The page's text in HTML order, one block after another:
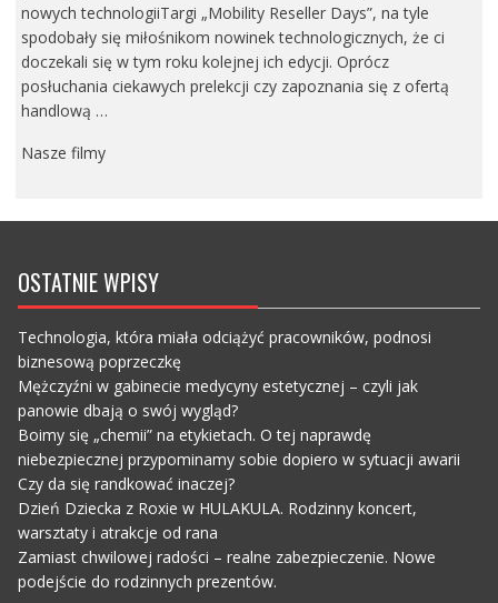
nowych technologiiTargi „Mobility Reseller Days”, na tyle
spodobały się miłośnikom nowinek technologicznych, że ci
doczekali się w tym roku kolejnej ich edycji. Oprócz
posłuchania ciekawych prelekcji czy zapoznania się z ofertą
handlową …
Nasze filmy
OSTATNIE WPISY
Technologia, która miała odciążyć pracowników, podnosi
biznesową poprzeczkę
Mężczyźni w gabinecie medycyny estetycznej – czyli jak
panowie dbają o swój wygląd?
Boimy się „chemii” na etykietach. O tej naprawdę
niebezpiecznej przypominamy sobie dopiero w sytuacji awarii
Czy da się randkować inaczej?
Dzień Dziecka z Roxie w HULAKULA. Rodzinny koncert,
warsztaty i atrakcje od rana
Zamiast chwilowej radości – realne zabezpieczenie. Nowe
podejście do rodzinnych prezentów.